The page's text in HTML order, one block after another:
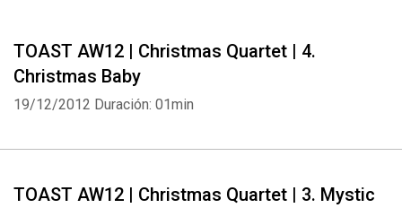
TOAST AW12 | Christmas Quartet | 4.
Christmas Baby
19/12/2012 Duración: 01min
TOAST AW12 | Christmas Quartet | 3. Mystic